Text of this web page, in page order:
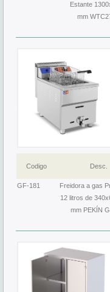
Estante
mm
Codigo Desc.
GF-181
Freidora a gas
12 litros de
mm PEKÍN